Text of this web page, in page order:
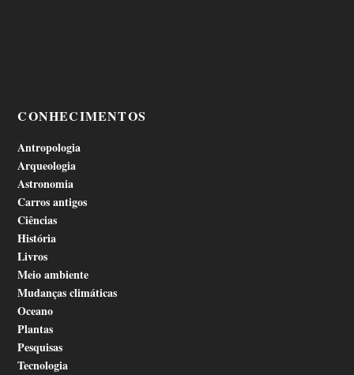
CONHECIMENTOS
Antropologia
Arqueologia
Astronomia
Carros antigos
Ciências
História
Livros
Meio ambiente
Mudanças climáticas
Oceano
Plantas
Pesquisas
Tecnologia